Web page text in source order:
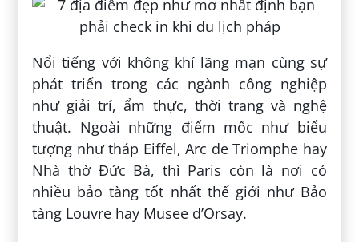
Nổi tiếng với không khí lãng mạn cùng sự
phát triển trong các ngành công nghiệp
như giải trí, ẩm thực, thời trang và nghệ
thuật. Ngoài những điểm mốc như biểu
tượng như tháp Eiffel, Arc de Triomphe hay
Nhà thờ Đức Bà, thì Paris còn là nơi có
nhiều bảo tàng tốt nhất thế giới như Bảo
tàng Louvre hay Musee d’Orsay.